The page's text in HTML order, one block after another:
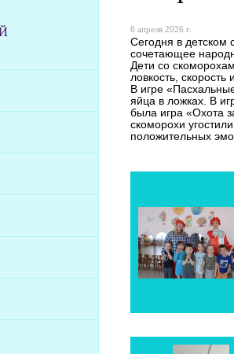
6 апреля 2026 г.
Сегодня в детском
сочетающее
Дети со
ловкость, скорость
В игре
яйца в ложках. В
была игра «Охота
скоморохи
положительных